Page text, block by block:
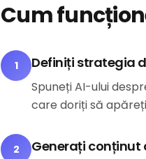
Cum
1 Definiți strategia
Spuneți AI-ului
care doriți să
2 Generați